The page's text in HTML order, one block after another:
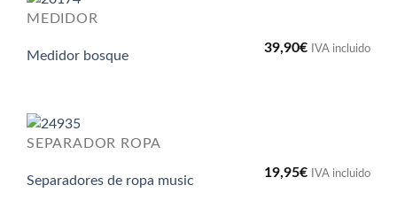
MEDIDOR
Medidor bosque
39,90€ IVA incluido
SEPARADOR ROPA
Separadores de ropa music
19,95€ IVA incluido